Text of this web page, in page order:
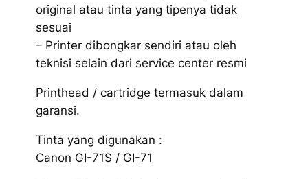
original atau tinta yang tipenya tidak
sesuai
– Printer dibongkar sendiri atau oleh
teknisi selain dari service center resmi
Printhead / cartridge termasuk dalam
garansi.
Tinta yang digunakan :
Canon GI-71S / GI-71